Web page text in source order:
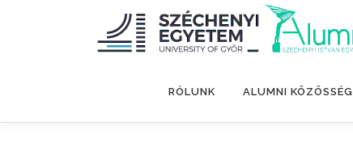
RÓLUNK ALUMNI KÖZÖSSÉG